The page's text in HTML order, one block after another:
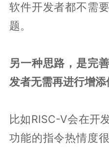
软件开发者都不需
题。
另一种思路，是完
发者无需再进行增添
比如RISC-V会在开
功能的指令热情度